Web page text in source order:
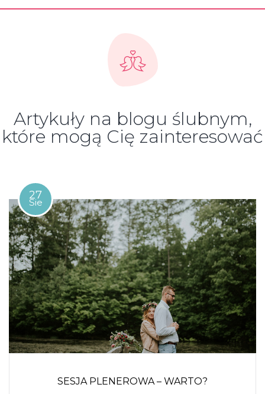
Artykuły na blogu ślubnym,
które mogą Cię zainteresować
27
Sie
SESJA PLENEROWA – WARTO?